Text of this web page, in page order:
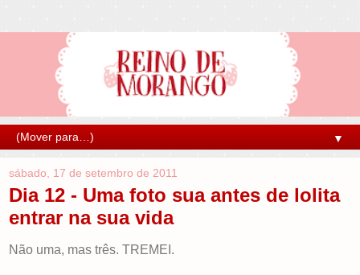
▼
sábado, 17 de setembro de 2011
Dia 12 - Uma foto sua antes de lolita
entrar na sua vida
Não uma, mas três. TREMEI.